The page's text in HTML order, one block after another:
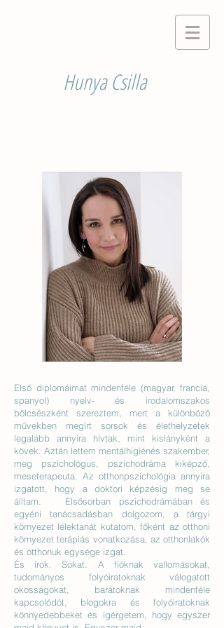
Hunya Csilla
Első diplomáimat mindenféle (magyar, francia,
spanyol) nyelv- és irodalomszakos
bölcsészként szereztem, mert a különböző
művekben megírt sorsok és élethelyzetek
legalább annyira hívtak, mint kislányként a
kövek. Aztán lettem mentálhigiénés szakember,
meg pszichológus, pszichodráma kiképző,
meseterapeuta. Az otthonpszichológia annyira
izgatott, hogy a doktori képzésig meg se
álltam. Elsősorban pszichodrámában és
egyéni tanácsadásban dolgozom, a tárgyi
környezet lélektanát kutatom, főként az otthoni
környezet terápiás vonatkozása, az otthonlakók
és otthonuk egysége izgat.
És írok. Sokat. A fióknak vallomásokat,
tudományos folyóiratoknak válogatott
okosságokat, barátoknak mindenféle
kapcsolódót, blogokra és folyóiratoknak
könnyedebbeket és ígérgetem, hogy egyszer